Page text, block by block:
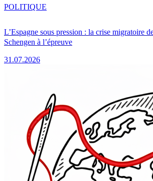
L’Espagne sous pression : la crise migratoire
Schengen à l’épreuve
31.07.2026
POLITIQUE